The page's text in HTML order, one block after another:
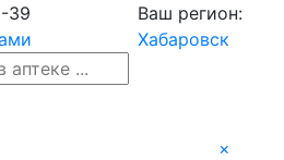
39
Ваш регион:
Хабаровск
×